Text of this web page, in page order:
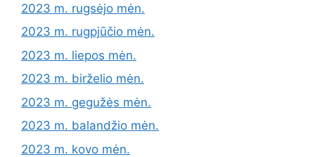
2023 m. rugsėjo mėn.
2023 m. rugpjūčio mėn.
2023 m. liepos mėn.
2023 m. birželio mėn.
2023 m. gegužės mėn.
2023 m. balandžio mėn.
2023 m. kovo mėn.